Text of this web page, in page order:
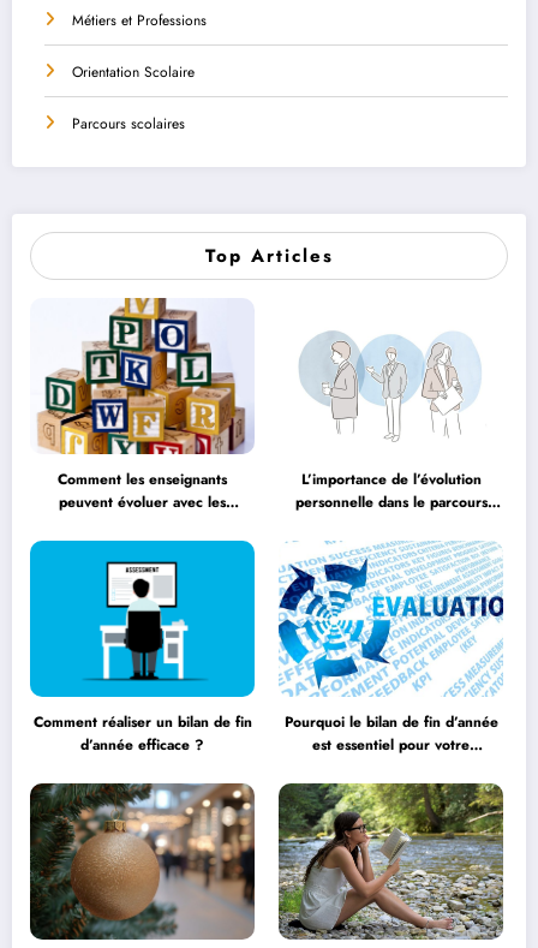
Métiers et Professions
Orientation Scolaire
Parcours scolaires
Top Articles
Comment les enseignants
peuvent évoluer avec les
L’importance de l’évolution
personnelle dans le parcours
Comment réaliser un bilan de fin
d’année efficace ?
Pourquoi le bilan de fin d’année
est essentiel pour votre